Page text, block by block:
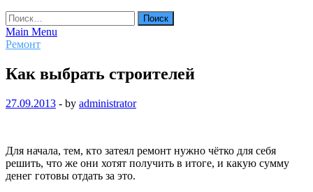
Найти:
Main Menu
Ремонт
Как выбрать строителей
27.09.2013 - by administrator
Для начала, тем, кто затеял ремонт нужно чётко для себя
решить, что же они хотят получить в итоге, и какую сумму
денег готовы отдать за это.